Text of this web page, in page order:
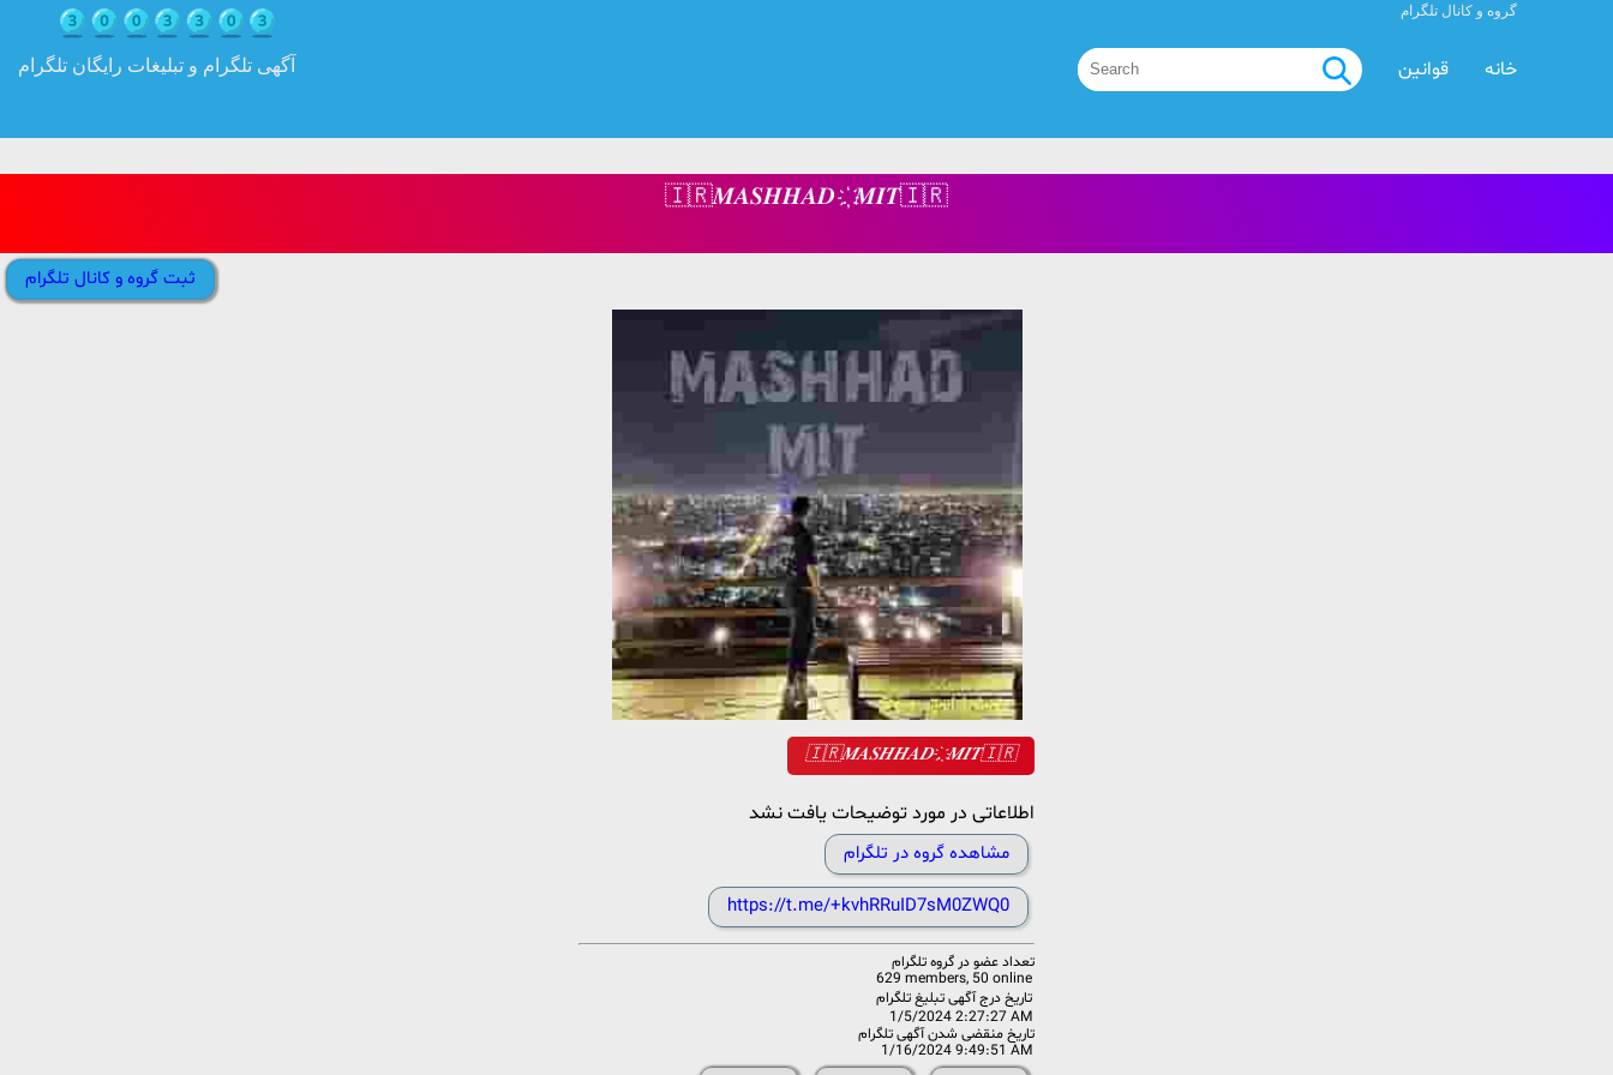
آگهی تلگرام و تبلیغات رایگان تلگرام
گروه و کانال تلگرام
قوانین خانه
🇮🇷𝑴𝑨𝑺𝑯𝑯𝑨𝑫 .҉ 𝑴𝑰𝑻🇮🇷
ثبت گروه و کانال تلگرام
🇮🇷𝑴𝑨𝑺𝑯𝑯𝑨𝑫 .҉ 𝑴𝑰𝑻🇮🇷
اطلاعاتی در مورد توضیحات یافت نشد
مشاهده گروه در تلگرام
https://t.me/+kvhRRuID7sM0ZWQ0
تعداد عضو در گروه تلگرام
629 members, 50 online
تاریخ درج آگهی تبلیغ تلگرام
1/5/2024 2:27:27 AM
تاریخ منقضی شدن آگهی تلگرام
1/16/2024 9:49:51 AM